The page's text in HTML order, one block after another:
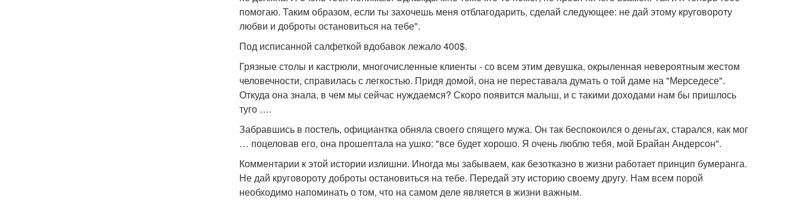
помогаю. Таким образом, если ты захочешь меня отблагодарить, сделай следующее: не дай этому круговороту
любви и доброты остановиться на тебе".
Под исписанной салфеткой вдобавок лежало 400$.
Грязные столы и кастрюли, многочисленные клиенты - со всем этим девушка, окрыленная невероятным жестом
человечности, справилась с легкостью. Придя домой, она не переставала думать о той даме на "Мерседесе".
Откуда она знала, в чем мы сейчас нуждаемся? Скоро появится малыш, и с такими доходами нам бы пришлось
туго ….
Забравшись в постель, официантка обняла своего спящего мужа. Он так беспокоился о деньгах, старался, как мог
… поцеловав его, она прошептала на ушко: "все будет хорошо. Я очень люблю тебя, мой Брайан Андерсон".
Комментарии к этой истории излишни. Иногда мы забываем, как безотказно в жизни работает принцип бумеранга.
Не дай круговороту доброты остановиться на тебе. Передай эту историю своему другу. Нам всем порой
необходимо напоминать о том, что на самом деле является в жизни важным.